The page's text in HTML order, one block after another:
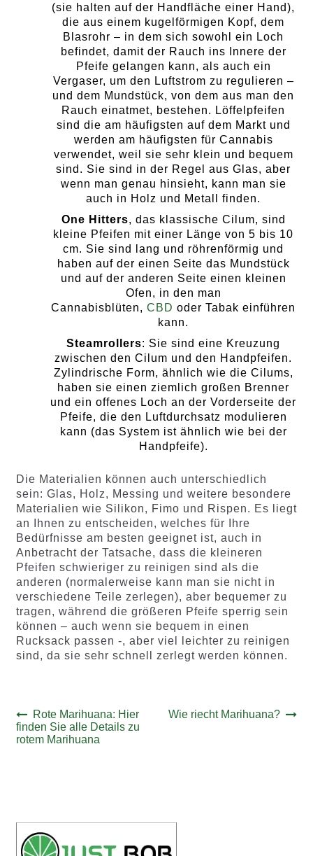
(sie halten auf der Handfläche einer Hand),
die aus einem kugelförmigen Kopf, dem
Blasrohr – in dem sich sowohl ein Loch
befindet, damit der Rauch ins Innere der
Pfeife gelangen kann, als auch ein
Vergaser, um den Luftstrom zu regulieren –
und dem Mundstück, von dem aus man den
Rauch einatmet, bestehen. Löffelpfeifen
sind die am häufigsten auf dem Markt und
werden am häufigsten für Cannabis
verwendet, weil sie sehr klein und bequem
sind. Sie sind in der Regel aus Glas, aber
wenn man genau hinsieht, kann man sie
auch in Holz und Metall finden.
One Hitters, das klassische Cilum, sind
kleine Pfeifen mit einer Länge von 5 bis 10
cm. Sie sind lang und röhrenförmig und
haben auf der einen Seite das Mundstück
und auf der anderen Seite einen kleinen
Ofen, in den man
Cannabisblüten, CBD oder Tabak einführen
kann.
Steamrollers: Sie sind eine Kreuzung
zwischen den Cilum und den Handpfeifen.
Zylindrische Form, ähnlich wie die Cilums,
haben sie einen ziemlich großen Brenner
und ein offenes Loch an der Vorderseite der
Pfeife, die den Luftdurchsatz modulieren
kann (das System ist ähnlich wie bei der
Handpfeife).
Die Materialien können auch unterschiedlich
sein: Glas, Holz, Messing und weitere besondere
Materialien wie Silikon, Fimo und Rispen. Es liegt
an Ihnen zu entscheiden, welches für Ihre
Bedürfnisse am besten geeignet ist, auch in
Anbetracht der Tatsache, dass die kleineren
Pfeifen schwieriger zu reinigen sind als die
anderen (normalerweise kann man sie nicht in
verschiedene Teile zerlegen), aber bequemer zu
tragen, während die größeren Pfeife sperrig sein
können – auch wenn sie bequem in einen
Rucksack passen -, aber viel leichter zu reinigen
sind, da sie sehr schnell zerlegt werden können.
Beitrags-
Navigation
Vorheriger
Beitrag:
Rote Marihuana: Hier
finden Sie alle Details zu
rotem Marihuana
Nächster
Wie riecht Marihuana?